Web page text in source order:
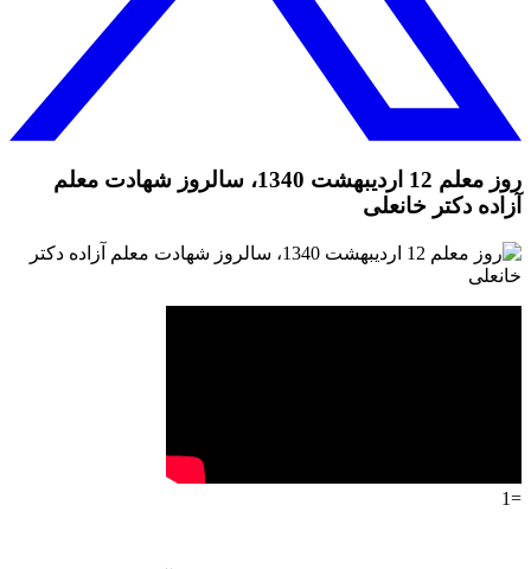
روز معلم 12 اردیبهشت 1340، سالروز شهادت معلم
آزاده دکتر خانعلی
=1